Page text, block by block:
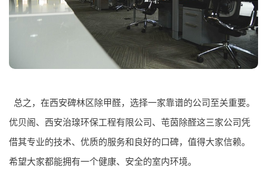
总之，在西安碑林区除甲醛，选择一家靠谱的公司至关重要。
优贝阁、西安治瑔环保工程有限公司、芚茵除醛这三家公司凭
借其专业的技术、优质的服务和良好的口碑，值得大家信赖。
希望大家都能拥有一个健康、安全的室内环境。